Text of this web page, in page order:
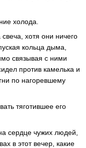
холода.
хотя они ничего
кольца дыма,
связывая с ними
против камелька и
по нагоревшему
тяготившее его
сердце чужих людей,
в этот вечер, какие